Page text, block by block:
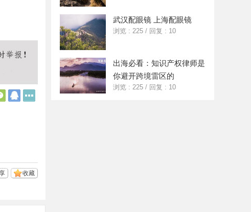
微
信
Q
收藏
武汉配眼镜 上海配眼镜
浏览 : 225 / 回复 : 10
出海必看：知识产权律师是
你避开跨境雷区的
浏览 : 225 / 回复 : 10